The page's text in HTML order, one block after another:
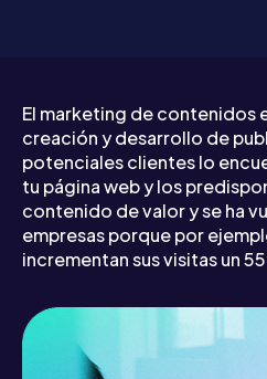
El marketing de contenidos
creación y desarrollo de
potenciales clientes lo
tu página web y los
contenido de valor y se ha
empresas porque por
incrementan sus visitas un